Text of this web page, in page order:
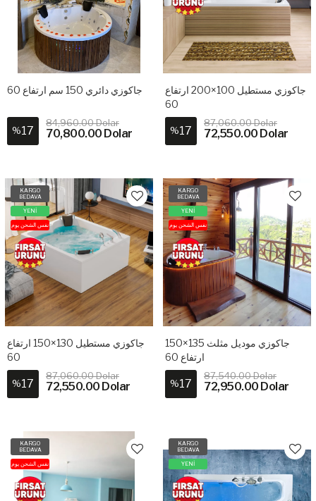
جاكوزي دائري 150 سم ارتفاع 60
%17
84,960.00 Dolar
70,800.00 Dolar
جاكوزي مستطيل 100×200 ارتفاع
60
%17
87,060.00 Dolar
72,550.00 Dolar
KARGO
BEDAVA
YENİ
نفس الشحن يوم
جاكوزي مستطيل 130×150 ارتفاع
60
%17
87,060.00 Dolar
72,550.00 Dolar
KARGO
BEDAVA
YENİ
نفس الشحن يوم
جاكوزي موديل مثلث 135×150
ارتفاع 60
%17
87,540.00 Dolar
72,950.00 Dolar
KARGO
BEDAVA
نفس الشحن يوم
KARGO
BEDAVA
YENİ